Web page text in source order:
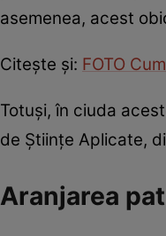
asemenea, acest
Citește și: FOTO
Totuși, în ciuda
de Științe Aplicate,
Aranjarea